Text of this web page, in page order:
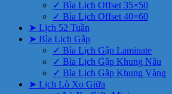
✓ Bìa Lịch Offset 35×50
✓ Bìa Lịch Offset 40×60
➤ Lịch 52 Tuần
➤ Bìa Lịch Gập
✓ Bìa Lịch Gập Laminate
✓ Bìa Lịch Gập Khung Nâu
✓ Bìa Lịch Gập Khung Vàng
➤ Lịch Lò Xo Giữa